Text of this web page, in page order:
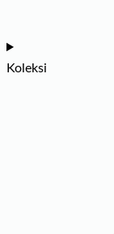
Koleksi